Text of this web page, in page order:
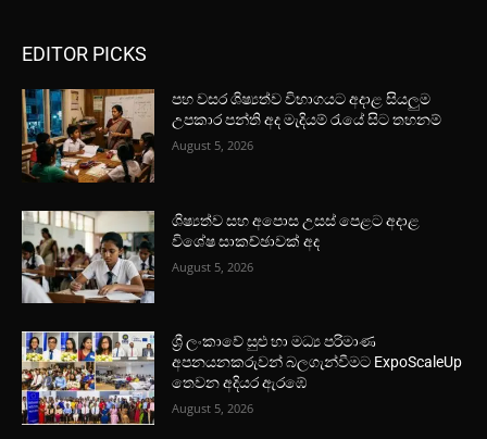
EDITOR PICKS
පහ වසර ශිෂ්‍යත්ව විභාගයට අදාළ සියලුම
උපකාර පන්ති අද මැදියම් රැයේ සිට තහනම්
August 5, 2026
ශිෂ්‍යත්ව සහ අපොස උසස් පෙළට අදාළ
විශේෂ සාකච්ඡාවක් අද
August 5, 2026
ශ්‍රී ලංකාවේ සුළු හා මධ්‍ය පරිමාණ
අපනයනකරුවන් බලගැන්වීමට ExpoScaleUp
තෙවන අදියර ඇරඹේ
August 5, 2026